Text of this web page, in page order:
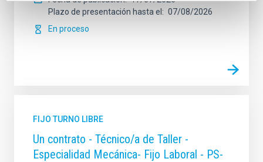
Plazo de presentación hasta el
07/08/2026
En proceso
FIJO TURNO LIBRE
Un contrato - Técnico/a de Taller -
Especialidad Mecánica- Fijo Laboral - PS-